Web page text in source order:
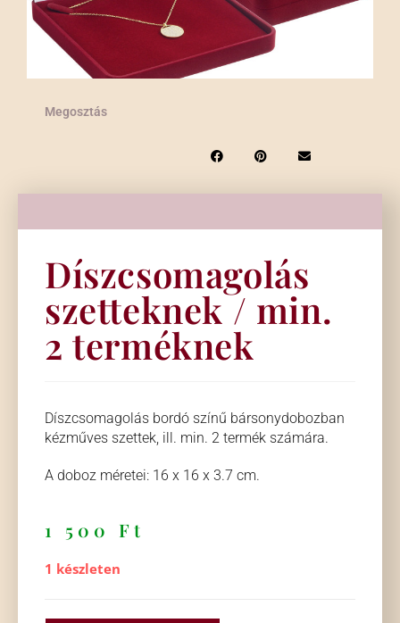
Megosztás
Díszcsomagolás
szetteknek / min.
2 terméknek
Díszcsomagolás bordó színű bársonydobozban
kézműves szettek, ill. min. 2 termék számára.
A doboz méretei: 16 x 16 x 3.7 cm.
1 500 Ft
1 készleten